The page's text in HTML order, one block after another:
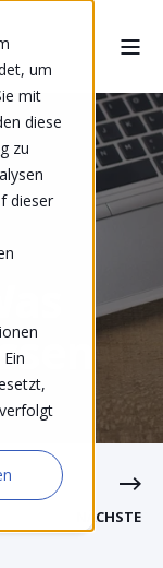
um
mit
diese
zu
dieser
NÄCHSTE